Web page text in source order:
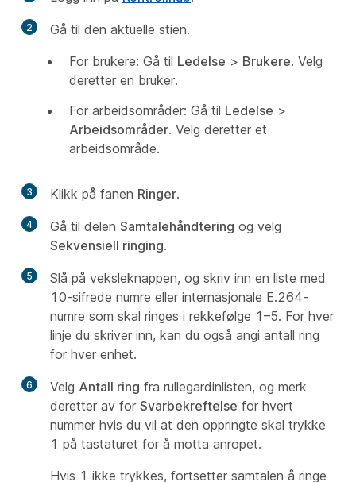
2
Gå til den aktuelle stien.
For brukere: Gå til Ledelse > Brukere. Velg
deretter en bruker.
For arbeidsområder: Gå til Ledelse >
Arbeidsområder. Velg deretter et
arbeidsområde.
3 Klikk på fanen Ringer.
4 Gå til delen Samtalehåndtering og velg
Sekvensiell ringing.
5
Slå på veksleknappen, og skriv inn en liste med
10-sifrede numre eller internasjonale E.264-
numre som skal ringes i rekkefølge 1–5. For hver
linje du skriver inn, kan du også angi antall ring
for hver enhet.
6 Velg Antall ring fra rullegardinlisten, og merk
deretter av for Svarbekreftelse for hvert
nummer hvis du vil at den oppringte skal trykke
1 på tastaturet for å motta anropet.
Hvis 1 ikke trykkes, fortsetter samtalen å ringe